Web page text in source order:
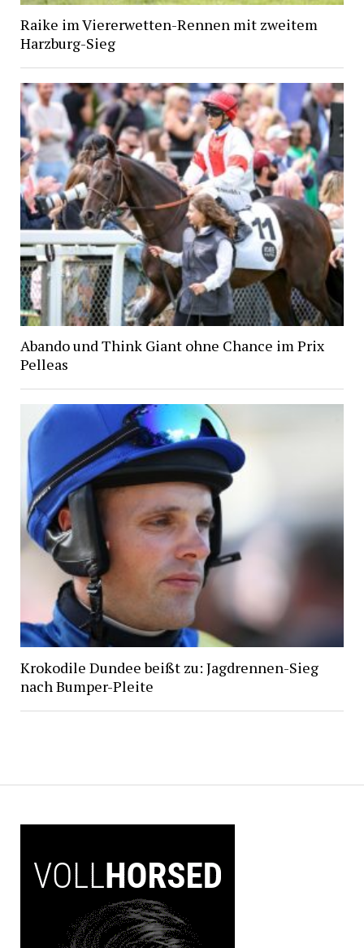
Raike im Viererwetten-Rennen mit zweitem
Harzburg-Sieg
Abando und Think Giant ohne Chance im Prix
Pelleas
Krokodile Dundee beißt zu: Jagdrennen-Sieg
nach Bumper-Pleite